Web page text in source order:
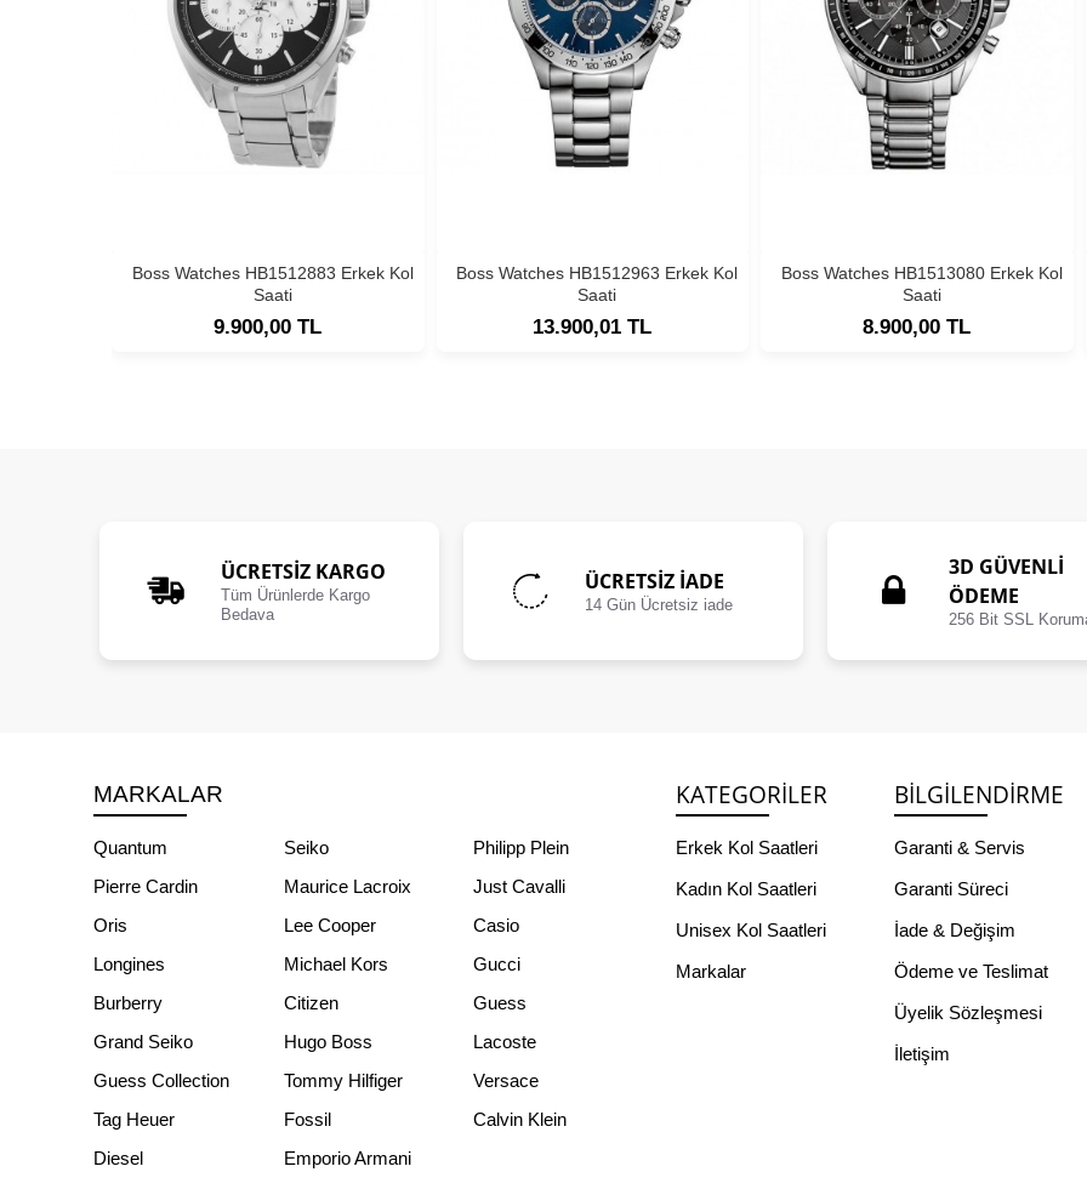
Boss Watches HB1512883 Erkek Kol
Saati
9.900,00 TL
Boss Watches HB1512963 Erkek Kol
Saati
13.900,01 TL
Boss Watches HB1513080 Erkek Kol
Saati
8.900,00 TL
ÜCRETSIZ KARGO
Tüm Ürünlerde Kargo
Bedava
ÜCRETSIZ İADE
14 Gün Ücretsiz iade
3D GÜVENLİ
ÖDEME
256 Bit SSL
MARKALAR
Quantum Seiko
Philipp Plein
Pierre Cardin
Maurice Lacroix
Just Cavalli
Oris
Lee Cooper
Casio
Longines
Michael Kors
Gucci
Burberry
Citizen
Guess
Grand Seiko
Hugo Boss
Lacoste
Guess Collection
Tommy Hilfiger
Versace
Tag Heuer
Fossil
Calvin Klein
Diesel
Emporio Armani
KATEGORILER
Erkek Kol Saatleri
Kadın Kol Saatleri
Unisex Kol Saatleri
Markalar
BILGILENDIRME
Garanti & Servis
Garanti Süreci
İade & Değişim
Ödeme ve Teslimat
Üyelik Sözleşmesi
İletişim